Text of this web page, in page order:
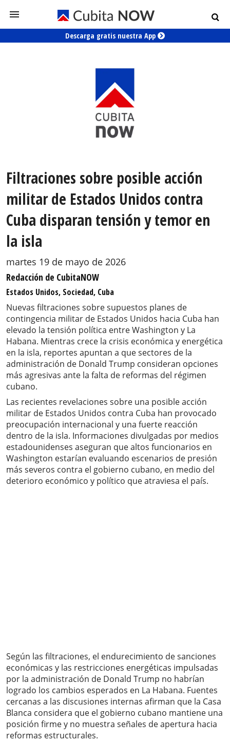
Descarga gratis nuestra App
Filtraciones sobre posible acción
militar de Estados Unidos contra
Cuba disparan tensión y temor en
la isla
martes 19 de mayo de 2026
Redacción de CubitaNOW
Estados Unidos, Sociedad, Cuba
Nuevas filtraciones sobre supuestos planes de
contingencia militar de Estados Unidos hacia Cuba han
elevado la tensión política entre Washington y La
Habana. Mientras crece la crisis económica y energética
en la isla, reportes apuntan a que sectores de la
administración de Donald Trump consideran opciones
más agresivas ante la falta de reformas del régimen
cubano.
Las recientes revelaciones sobre una posible acción
militar de Estados Unidos contra Cuba han provocado
preocupación internacional y una fuerte reacción
dentro de la isla. Informaciones divulgadas por medios
estadounidenses aseguran que altos funcionarios en
Washington estarían evaluando escenarios de presión
más severos contra el gobierno cubano, en medio del
deterioro económico y político que atraviesa el país.
Según las filtraciones, el endurecimiento de sanciones
económicas y las restricciones energéticas impulsadas
por la administración de Donald Trump no habrían
logrado los cambios esperados en La Habana. Fuentes
cercanas a las discusiones internas afirman que la Casa
Blanca considera que el gobierno cubano mantiene una
posición firme y no muestra señales de apertura hacia
reformas estructurales.